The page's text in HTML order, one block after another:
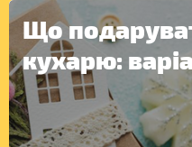
КОНСЕРВАЦІЯ
Що
кухарю: